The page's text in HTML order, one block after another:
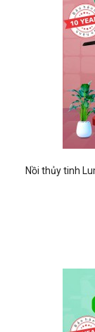
Nồi thủy tinh